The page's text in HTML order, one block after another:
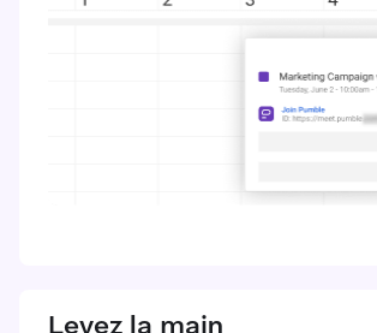
Levez la main